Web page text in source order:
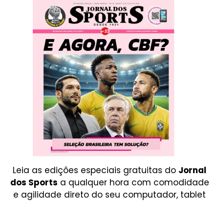
Leia as edições especiais gratuitas do Jornal
dos Sports a qualquer hora com comodidade
e agilidade direto do seu computador, tablet